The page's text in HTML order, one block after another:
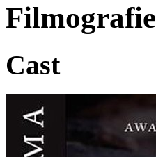
Filmografie
Cast